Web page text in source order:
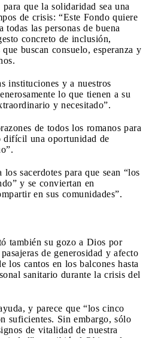
que la solidaridad sea una
de crisis: “Este Fondo quiere
todas las personas de buena
concreto de inclusión,
buscan consuelo, esperanza y
instituciones y a nuestros
lo que tienen a su
y necesitado”.
de todos los romanos para
difícil una oportunidad de
sacerdotes para que sean “los
y se conviertan en
en sus comunidades”.
también su gozo a Dios por
de generosidad y afecto
los cantos en los balcones hasta
sanitario durante la crisis del
y parece que “los cinco
suficientes. Sin embargo, sólo
de vitalidad de nuestra